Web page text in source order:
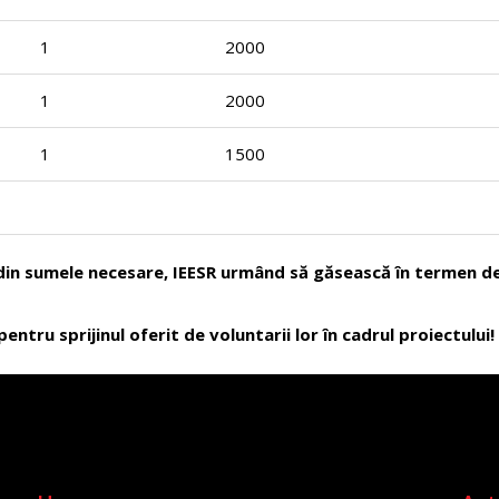
1 2000
1 2000
1 1500
sumele necesare, IEESR urmând să găsească în termen
sprijinul oferit de voluntarii lor în cadrul proiectului!